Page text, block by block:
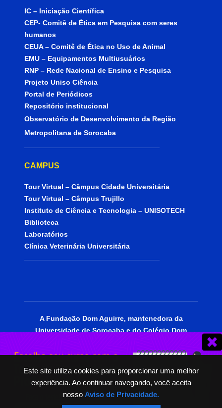
Este site utiliza cookies para proporcionar uma melhor
experiência. Ao continuar navegando, você aceita
nosso Aviso de Privacidade.
IC – Iniciação Científica
CEP- Comitê de Ética em Pesquisa com seres
humanos
CEUA – Comitê de Ética no Uso de Animal
EMU – Equipamentos Multiusuários
RNP – Rede Nacional de Ensino e Pesquisa
Projeto Uniso Ciência
Portal de Periódicos
Repositório institucional
Observatório de Desenvolvimento da Região
Metropolitana de Sorocaba
CAMPUS
Tour Virtual – Câmpus Cidade Universitária
Tour Virtual – Câmpus Trujillo
Instituto de Ciência e Tecnologia – UNISOTECH
Biblioteca
Laboratórios
Clínica Veterinária Universitária
A Fundação Dom Aguirre, mantenedora da
Universidade de Sorocaba e do Colégio Dom
beneficente de assistência social, portadora do
CEBAS Educação.
© 2025 | Todos os Direitos Reservados.